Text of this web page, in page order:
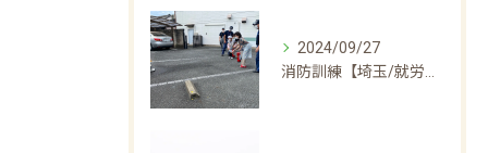
2024/09/27